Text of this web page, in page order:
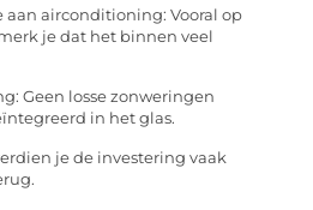
aan airconditioning: Vooral op
je dat het binnen veel
Geen losse zonweringen
in het glas.
je de investering vaak